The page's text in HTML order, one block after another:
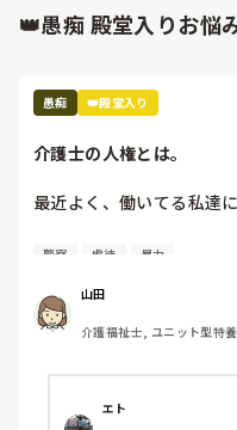
👑愚痴 殿堂入りお悩
愚痴 👑殿堂入り
介護士の人権とは。
最近よく、働いてる私達
介助中、どんなに叩かれ
て貰えない
介助前に「〇〇しますね
けている
待しているかのように騒
被害妄想をされ、上の者
警察 虐待 暴力
山田
介護福祉士, ユニット型特養
エト